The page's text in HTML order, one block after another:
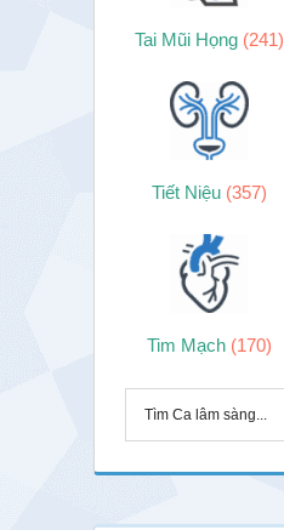
Tai Mũi Họng (241)
Tiết Niệu (357)
Tim Mạch (170)